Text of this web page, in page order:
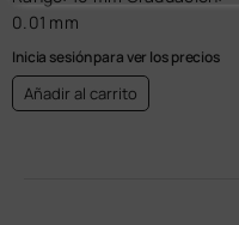
0.01 mm
Inicia sesión para ver los precios
Añadir al carrito